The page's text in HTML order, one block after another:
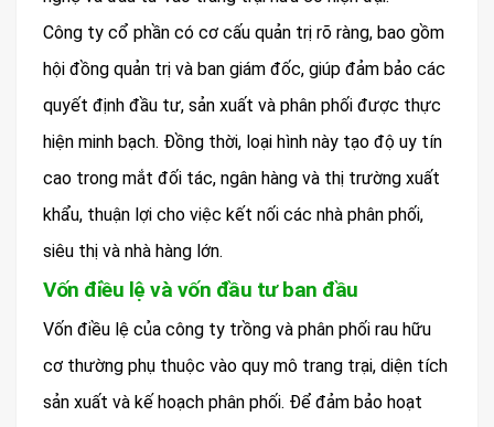
Công ty cổ phần có cơ cấu quản trị rõ ràng, bao gồm
hội đồng quản trị và ban giám đốc, giúp đảm bảo các
quyết định đầu tư, sản xuất và phân phối được thực
hiện minh bạch. Đồng thời, loại hình này tạo độ uy tín
cao trong mắt đối tác, ngân hàng và thị trường xuất
khẩu, thuận lợi cho việc kết nối các nhà phân phối,
siêu thị và nhà hàng lớn.
Vốn điều lệ và vốn đầu tư ban đầu
Vốn điều lệ của công ty trồng và phân phối rau hữu
cơ thường phụ thuộc vào quy mô trang trại, diện tích
sản xuất và kế hoạch phân phối. Để đảm bảo hoạt